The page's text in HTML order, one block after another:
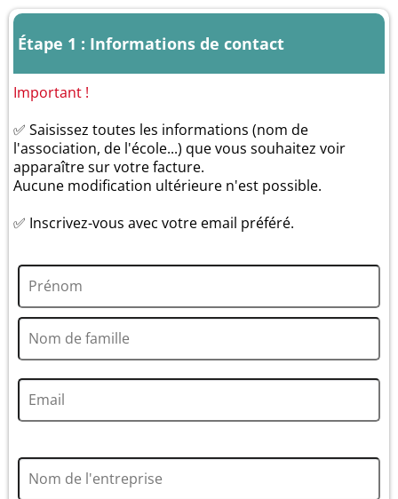
Étape 1 : Informations de contact
Important !
✅ Saisissez toutes les informations (nom de
l'association, de l'école...) que vous souhaitez voir
apparaître sur votre facture.
Aucune modification ultérieure n'est possible.
✅ Inscrivez-vous avec votre email préféré.